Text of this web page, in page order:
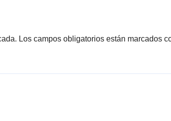
Los campos obligatorios están marcados